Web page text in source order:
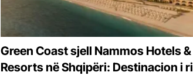
Green Coast sjell Nammos Hotels &
Resorts në Shqipëri: Destinacion i ri